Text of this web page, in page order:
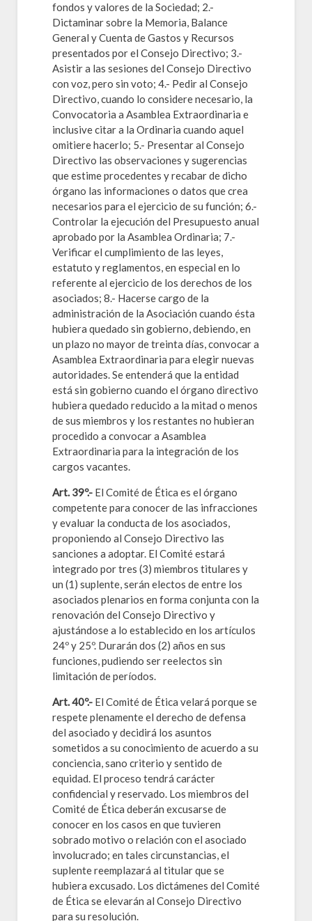
fondos y valores de la Sociedad; 2.-
Dictaminar sobre la Memoria, Balance
General y Cuenta de Gastos y Recursos
presentados por el Consejo Directivo; 3.-
Asistir a las sesiones del Consejo Directivo
con voz, pero sin voto; 4.- Pedir al Consejo
Directivo, cuando lo considere necesario, la
Convocatoria a Asamblea Extraordinaria e
inclusive citar a la Ordinaria cuando aquel
omitiere hacerlo; 5.- Presentar al Consejo
Directivo las observaciones y sugerencias
que estime procedentes y recabar de dicho
órgano las informaciones o datos que crea
necesarios para el ejercicio de su función; 6.-
Controlar la ejecución del Presupuesto anual
aprobado por la Asamblea Ordinaria; 7.-
Verificar el cumplimiento de las leyes,
estatuto y reglamentos, en especial en lo
referente al ejercicio de los derechos de los
asociados; 8.- Hacerse cargo de la
administración de la Asociación cuando ésta
hubiera quedado sin gobierno, debiendo, en
un plazo no mayor de treinta días, convocar a
Asamblea Extraordinaria para elegir nuevas
autoridades. Se entenderá que la entidad
está sin gobierno cuando el órgano directivo
hubiera quedado reducido a la mitad o menos
de sus miembros y los restantes no hubieran
procedido a convocar a Asamblea
Extraordinaria para la integración de los
cargos vacantes.
Art. 39º.- El Comité de Ética es el órgano
competente para conocer de las infracciones
y evaluar la conducta de los asociados,
proponiendo al Consejo Directivo las
sanciones a adoptar. El Comité estará
integrado por tres (3) miembros titulares y
un (1) suplente, serán electos de entre los
asociados plenarios en forma conjunta con la
renovación del Consejo Directivo y
ajustándose a lo establecido en los artículos
24º y 25º. Durarán dos (2) años en sus
funciones, pudiendo ser reelectos sin
limitación de períodos.
Art. 40º.- El Comité de Ética velará porque se
respete plenamente el derecho de defensa
del asociado y decidirá los asuntos
sometidos a su conocimiento de acuerdo a su
conciencia, sano criterio y sentido de
equidad. El proceso tendrá carácter
confidencial y reservado. Los miembros del
Comité de Ética deberán excusarse de
conocer en los casos en que tuvieren
sobrado motivo o relación con el asociado
involucrado; en tales circunstancias, el
suplente reemplazará al titular que se
hubiera excusado. Los dictámenes del Comité
de Ética se elevarán al Consejo Directivo
para su resolución.